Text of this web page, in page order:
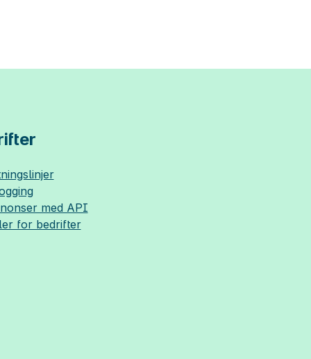
med API
for bedrifter